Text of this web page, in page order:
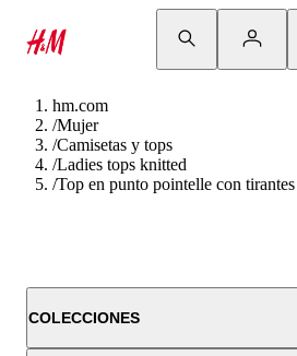
hm.com
/Mujer
/Camisetas y tops
/Ladies tops knitted
/Top en punto pointelle con
COLECCIONES